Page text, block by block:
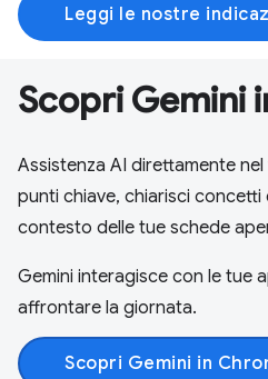
Leggi le nostre
Scopri Gemini
Assistenza AI direttamente
punti chiave, chiarisci
contesto delle tue schede
Gemini interagisce con le tue
affrontare la giornata.
Scopri Gemini in